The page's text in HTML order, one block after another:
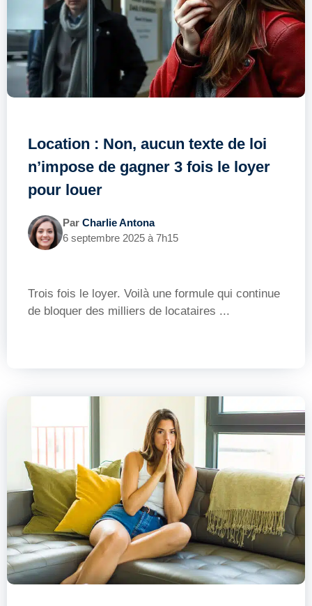
Location : Non, aucun texte de loi
n’impose de gagner 3 fois le loyer
pour louer
Par Charlie Antona
6 septembre 2025 à 7h15
Trois fois le loyer. Voilà une formule qui continue
de bloquer des milliers de locataires ...